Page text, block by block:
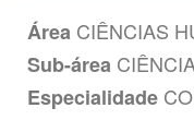
Área CIÊNCIAS
Sub-área
Especialidade